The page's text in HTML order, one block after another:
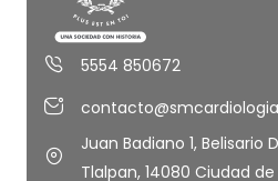
Anticoagulación
5554 850672
Juan Badiano 1, Belisario
Tlalpan, 14080 Ciudad de